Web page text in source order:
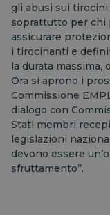
gli abusi sui
soprattutto per chi
assicurare
i tirocinanti e
la durata massima,
Ora si aprono i
Commissione
dialogo con
Stati membri
legislazioni
devono essere
sfruttamento”.